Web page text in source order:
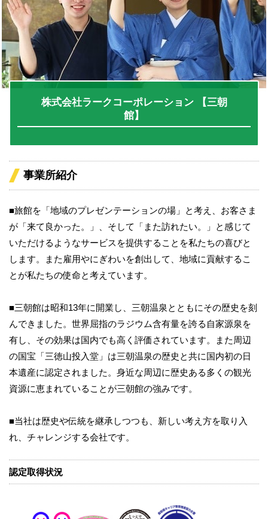
株式会社ラークコーポレーション 【三朝
館】
事業所紹介
■旅館を「地域のプレゼンテーションの場」と考え、お客さま
が「来て良かった。」、そして「また訪れたい。」と感じて
いただけるようなサービスを提供することを私たちの喜びと
します。また雇用やにぎわいを創出して、地域に貢献するこ
とが私たちの使命と考えています。
■三朝館は昭和13年に開業し、三朝温泉とともにその歴史を刻
んできました。世界屈指のラジウム含有量を誇る自家源泉を
有し、その効果は国内でも高く評価されています。また周辺
の国宝「三徳山投入堂」は三朝温泉の歴史と共に国内初の日
本遺産に認定されました。身近な周辺に歴史ある多くの観光
資源に恵まれていることが三朝館の強みです。
■当社は歴史や伝統を継承しつつも、新しい考え方を取り入
れ、チャレンジする会社です。
認定取得状況